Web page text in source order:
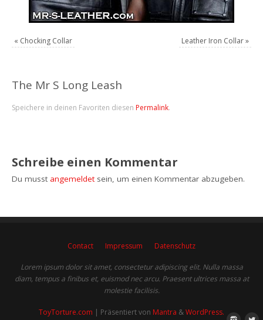
« Chocking Collar Leather Iron Collar»
The Mr S Long Leash
Speichere in deinen Favoriten diesen Permalink.
Schreibe einen Kommentar
Du musst angemeldetsein, um einen Kommentar abzugeben.
Contact Impressum Datenschutz
Lorem ipsum dolor sit amet, consectetur adipiscing elit. Nulla massa
diam, tempus a finibus et, euismod nec arcu. Praesent ultrices massa at
molestie facilisis.
ToyTorture.com | Präsentiert von Mantra &WordPress.